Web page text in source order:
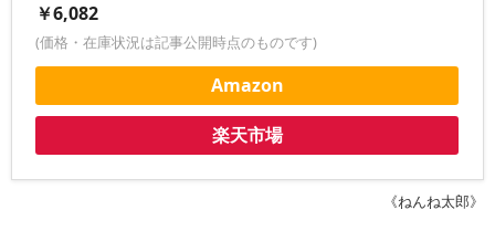
￥6,082
(価格・在庫状況は記事公開時点のものです)
Amazon
楽天市場
《ねんね太郎》